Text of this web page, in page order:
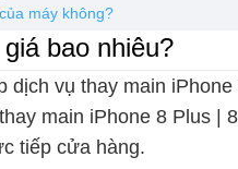
máy không?
bao nhiêu?
dịch vụ thay main
main iPhone 8 Plus |
tiếp cửa hàng.